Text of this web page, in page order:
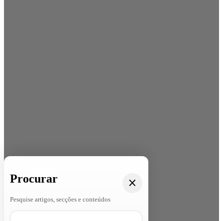
Procurar
Pesquise artigos, secções e conteúdos